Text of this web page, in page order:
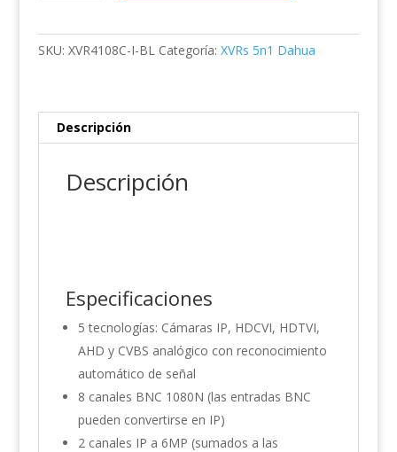
cantidad
SKU: XVR4108C-I-BL Categoría: XVRs 5n1 Dahua
Descripción
Descripción
Especificaciones
5 tecnologías: Cámaras IP, HDCVI, HDTVI,
AHD y CVBS analógico con reconocimiento
automático de señal
8 canales BNC 1080N (las entradas BNC
pueden convertirse en IP)
2 canales IP a 6MP (sumados a las